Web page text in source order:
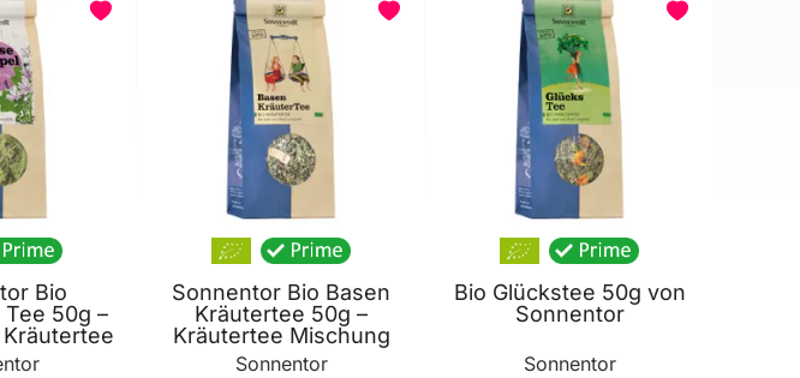
Bio
50g –
Sonnentor Bio Basen
Kräutertee 50g –
Kräutertee Mischung
Sonnentor
Bio Glückstee 50g von
Sonnentor
Sonnentor